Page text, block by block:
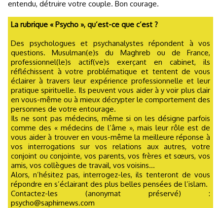
entendu, détruire votre couple. Bon courage.
La rubrique « Psycho », qu’est-ce que c’est ?
Des psychologues et psychanalystes répondent à vos
questions. Musulman(e)s du Maghreb ou de France,
professionnel(le)s actif(ve)s exerçant en cabinet, ils
réfléchissent à votre problématique et tentent de vous
éclairer à travers leur expérience professionnelle et leur
pratique spirituelle. Ils peuvent vous aider à y voir plus clair
en vous-même ou à mieux décrypter le comportement des
personnes de votre entourage.
Ils ne sont pas médecins, même si on les désigne parfois
comme des « médecins de l’âme », mais leur rôle est de
vous aider à trouver en vous-même la meilleure réponse à
vos interrogations sur vos relations aux autres, votre
conjoint ou conjointe, vos parents, vos frères et sœurs, vos
amis, vos collègues de travail, vos voisins...
Alors, n’hésitez pas, interrogez-les, ils tenteront de vous
répondre en s’éclairant des plus belles pensées de l’islam.
Contactez-les (anonymat préservé) :
psycho@saphirnews.com